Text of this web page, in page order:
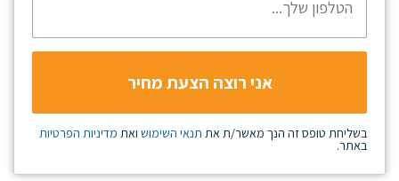
בשליחת טופס זה הנך מאשר/ת את תנאי השימוש ואת מדיניות הפרטיות
באתר.